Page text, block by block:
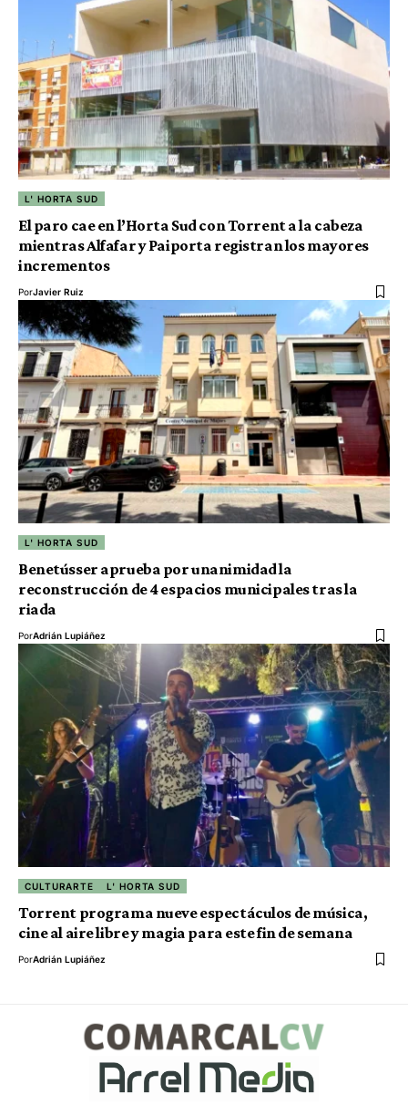
L' HORTA SUD
El paro cae en l’Horta Sud con Torrent a la cabeza
mientras Alfafar y Paiporta registran los mayores
incrementos
PorJavier Ruiz
L' HORTA SUD
Benetússer aprueba por unanimidad la
reconstrucción de 4 espacios municipales tras la
riada
PorAdrián Lupiáñez
CULTURARTE L' HORTA SUD
Torrent programa nueve espectáculos de música,
cine al aire libre y magia para este fin de semana
PorAdrián Lupiáñez